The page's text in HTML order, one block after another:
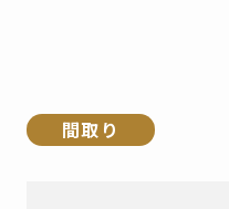
間取り